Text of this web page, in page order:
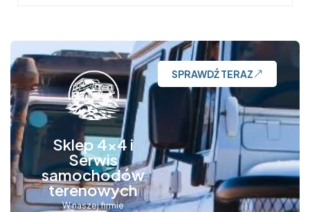
Sklep 4x4 i
Serwis
samochodów
terenowych
W naszej firmie
SPRAWDŹ TERAZ